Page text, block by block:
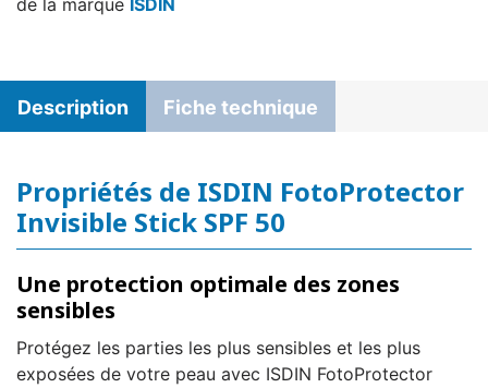
de la marque ISDIN
Description Fiche technique
Propriétés de ISDIN FotoProtector
Invisible Stick SPF 50
Une protection optimale des zones
sensibles
Protégez les parties les plus sensibles et les plus
exposées de votre peau avec ISDIN FotoProtector